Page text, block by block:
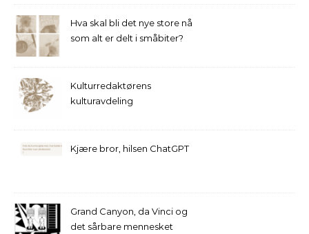
Hva skal bli det nye store nå
som alt er delt i småbiter?
Kulturredaktørens
kulturavdeling
Kjære bror, hilsen ChatGPT
Grand Canyon, da Vinci og
det sårbare mennesket